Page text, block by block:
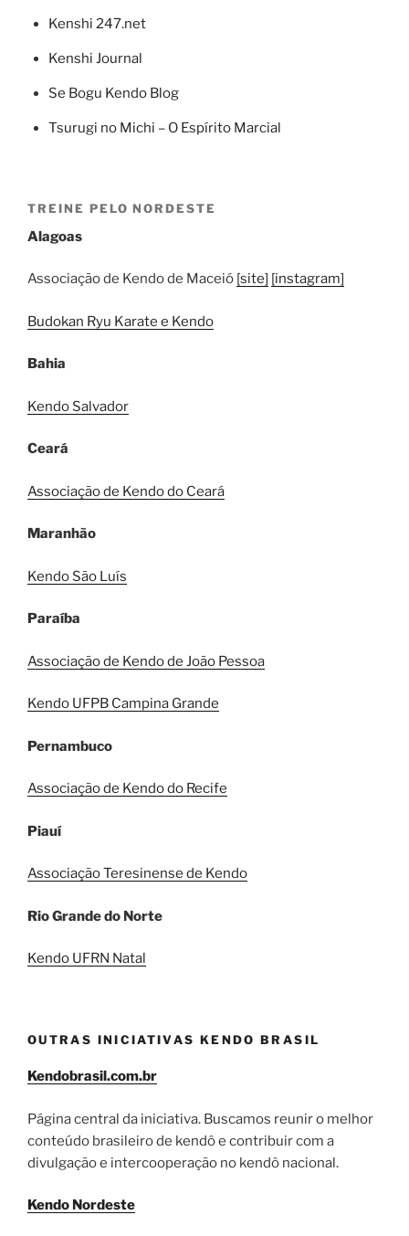
Kenshi 247.net
Kenshi Journal
Se Bogu Kendo Blog
Tsurugi no Michi – O Espírito Marcial
TREINE PELO NORDESTE
Alagoas
Associação de Kendo de Maceió [site] [instagram]
Budokan Ryu Karate e Kendo
Bahia
Kendo Salvador
Ceará
Associação de Kendo do Ceará
Maranhão
Kendo São Luís
Paraíba
Associação de Kendo de João Pessoa
Kendo UFPB Campina Grande
Pernambuco
Associação de Kendo do Recife
Piauí
Associação Teresinense de Kendo
Rio Grande do Norte
Kendo UFRN Natal
OUTRAS INICIATIVAS KENDO BRASIL
Kendobrasil.com.br
Página central da iniciativa. Buscamos reunir o melhor
conteúdo brasileiro de kendô e contribuir com a
divulgação e intercooperação no kendô nacional.
Kendo Nordeste